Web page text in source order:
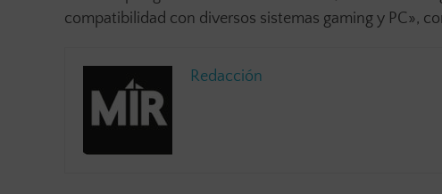
compatibilidad con diversos sistemas gaming y PC»,
Redacción